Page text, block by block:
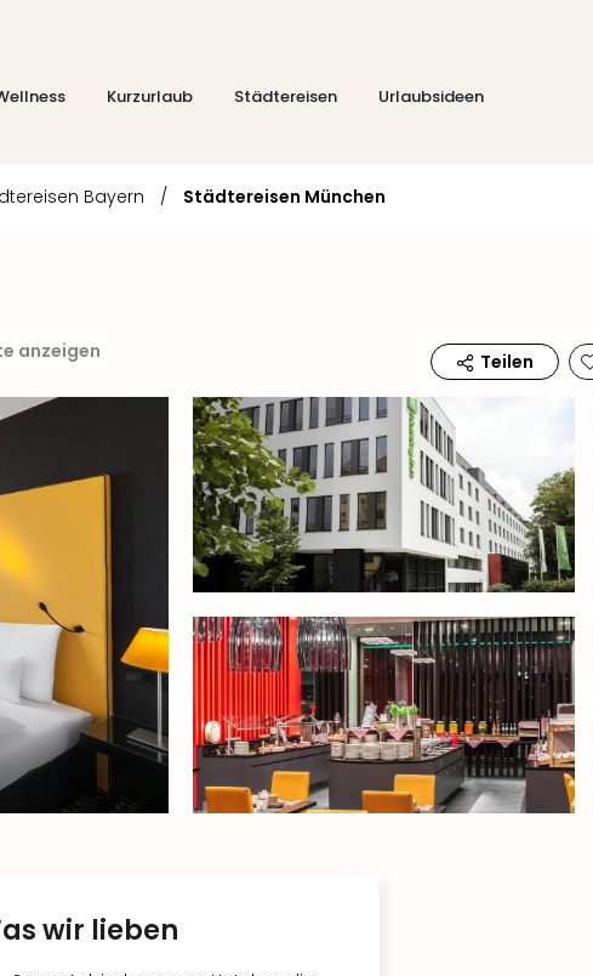
Kurzurlaub Städtereisen
Urlaubsideen
Bayern / Städtereisen München
anzeigen Teilen
wir lieben